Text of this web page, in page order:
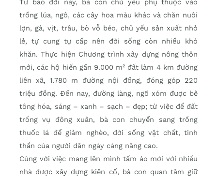
Từ bao đời nay, bà con chủ yếu phụ thuộc vào
trồng lúa, ngô, các cây hoa màu khác và chăn nuôi
lợn, gà, vịt, trâu, bò vỗ béo, chủ yếu sản xuất nhỏ
lẻ, tự cung tự cấp nên đời sống còn nhiều khó
khăn. Thực hiện Chương trình xây dựng nông thôn
mới, các hộ hiến gần 9.000 m² đất làm 4 km đường
liên xã, 1.780 m đường nội đồng, đóng góp 220
triệu đồng. Đến nay, đường làng, ngõ xóm được bê
tông hóa, sáng – xanh – sạch – đẹp; từ việc để đất
trống vụ đông xuân, bà con chuyển sang trồng
thuốc lá để giảm nghèo, đời sống vật chất, tinh
thần của người dân ngày càng nâng cao.
Cùng với việc mang lên mình tấm áo mới với nhiều
nhà được xây dựng kiên cố, bà con quan tâm giữ